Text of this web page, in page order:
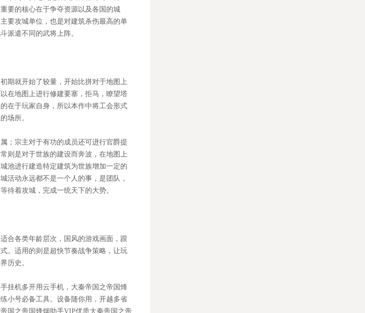
要的核心在于争夺资源以及各国的城
要攻城单位，也是对建筑杀伤最高的单
派遣不同的武将上阵。
期就开始了较量，开始比拼对于地图上
在地图上进行修建要塞，拒马，瞭望塔
在于玩家自身，所以本作中将工会形式
场所。
；宗主对于有功的成员还可进行官爵提
则是对于世族的建设而奔波，在地图上
池进行建造特定建筑为世族增加一定的
活动永远都不是一个人的事，是团队，
待着攻城，完成一统天下的大势。
合各类年龄层次，国风的游戏画面，跟
。适用的则是超快节奏战争策略，让玩
历史。
挂机多开用云手机，大秦帝国之帝国烽
小号必备工具。设备随你用，开越多省
国之帝国烽烟助手VIP优质大秦帝国之帝